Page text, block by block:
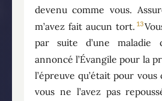
devenu comme vous.
m’avez fait aucun tort. 13
par suite d’une
annoncé l’Évangile pour la
l’épreuve qu’était pour vous
vous ne l’avez pas